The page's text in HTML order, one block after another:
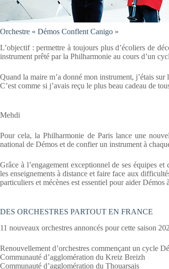
Orchestre « Démos Conflent Canigo »
L’objectif : permettre à toujours plus d’écoliers de
instrument prêté par la Philharmonie au cours d’un
Quand la maire m’a donné mon instrument, j’étais sur
C’est comme si j’avais reçu le plus beau cadeau de
Mehdi
Pour cela, la Philharmonie de Paris lance une
national de Démos et de confier un instrument à
Grâce à l’engagement exceptionnel de ses équipes
les enseignements à distance et faire face aux
particuliers et mécènes est essentiel pour aider Démos
DES ORCHESTRES PARTOUT EN FRANCE
11 nouveaux orchestres annoncés pour cette saison
Renouvellement d’orchestres commençant un cycle
Communauté d’agglomération du Kreiz Breizh
Communauté d’agglomération du Thouarsais